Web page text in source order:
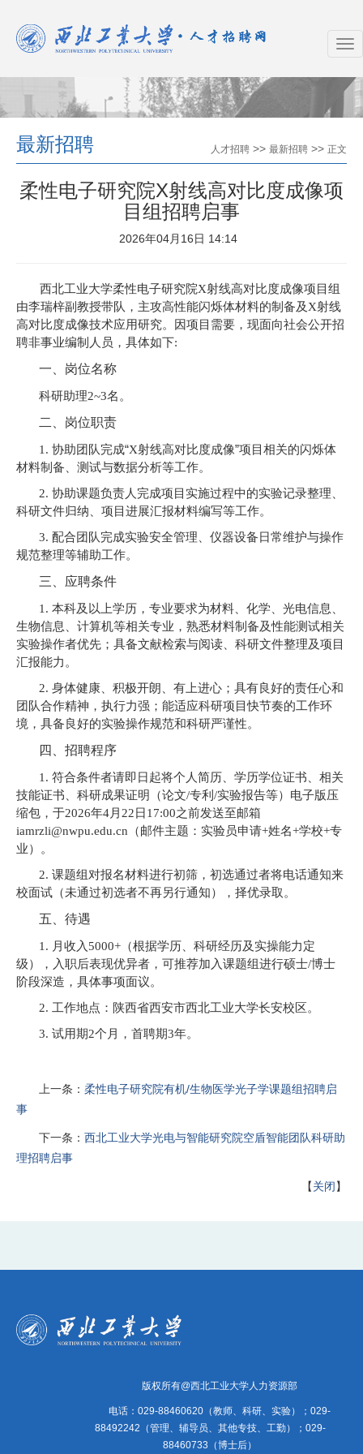
最新招聘 人才招聘 >> 最新招聘 >> 正文
柔性电子研究院X射线高对比度成像项
目组招聘启事
2026年04月16日 14:14
西北工业大学柔性电子研究院X射线高对比度成像项目组
由李瑞梓副教授带队，主攻高性能闪烁体材料的制备及X射线
高对比度成像技术应用研究。
因项目需要，现面向社会公开招
聘非事业编制人员，具体如下:
一、岗位名称
科研助理2~3名。
二、岗位职责
1. 协助团队完成“X射线高对比度成像”项目相关的闪烁体
材料制备、测试与数据分析等工作。
2. 协助课题负责人完成项目实施过程中的实验记录整理、
科研文件归纳、项目进展汇报材料编写等工作。
3. 配合团队完成实验安全管理、仪器设备日常维护与操作
规范整理等辅助工作。
三、应聘条件
1. 本科及以上学历， 专业要求为材料、 化学、光电信息、
生物信息、 计算机等相关专业，熟悉材料制备及性能测试相关
实验操作者优先；具备文献检索与阅读、科研文件整理及项目
汇报能力。
2. 身体健康、积极开朗、有上进心；具有良好的责任心和
团队合作精神，执行力强；能适应科研项目快节奏的工作环
境，具备良好的实验操作规范和科研严谨性。
四、招聘程序
1. 符合条件者请即日起将个人简历、 学历学位证书、相关
技能证书、科研成果证明（论文/专利 /实验报告等）电子版压
缩包， 于2026年4月 22 日 17:00之前发送至邮箱
iamrzli@nwpu.edu.cn （邮件主题：实验员申请+姓名+学校+专
业）。
2. 课题组对报名材料进行初筛，初选通过者将电话通知来
校面试（未通过初选者不再另行通知），择优录取。
五、待遇
1. 月收入5000+ （根据学历、科研经历及实操能力定
级）
，入职后表现优异者，可推荐加入课题组进行硕士/博士
阶段深造，具体事项面议。
2. 工作地点：陕西省西安市西北工业大学长安校区。
3. 试用期2个月， 首聘期3年。
上一条： 柔性电子研究院有机/生物医学光子学课题组招聘启
事
下一条： 西北工业大学光电与智能研究院空盾智能团队科研助
理招聘启事
【关闭】
版权所有@西北工业大学人力资源部
电话：029-88460620（教师、科研、实验）；029-
88492242（管理、辅导员、其他专技、工勤）；029-
88460733（博士后）